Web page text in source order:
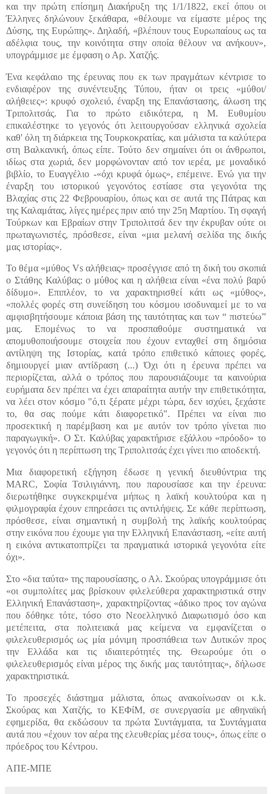
και την πρώτη επίσημη Διακήρυξη της 1/1/1822, εκεί όπου οι
Έλληνες δηλώνουν ξεκάθαρα, «θέλουμε να είμαστε μέρος της
Δύσης, της Ευρώπης». Δηλαδή, «βλέπουν τους Ευρωπαίους ως τα
αδέλφια τους, την κοινότητα στην οποία θέλουν να ανήκουν»,
υπογράμμισε με έμφαση ο Αρ. Χατζής.
Ένα κεφάλαιο της έρευνας που εκ των πραγμάτων κέντρισε το
ενδιαφέρον της συνέντευξης Τύπου, ήταν οι τρεις «μύθοι/
αλήθειες»: κρυφό σχολειό, έναρξη της Επανάστασης, άλωση της
Τριπολιτσάς. Για το πρώτο ειδικότερα, η Μ. Ευθυμίου
επικαλέστηκε το γεγονός ότι λειτουργούσαν ελληνικά σχολεία
καθ' όλη τη διάρκεια της Τουρκοκρατίας, και μάλιστα τα καλύτερα
στη Βαλκανική, όπως είπε. Τούτο δεν σημαίνει ότι οι άνθρωποι,
ιδίως στα χωριά, δεν μορφώνονταν από τον ιερέα, με μοναδικό
βιβλίο, το Ευαγγέλιο -«όχι κρυφά όμως», επέμεινε. Ενώ για την
έναρξη του ιστορικού γεγονότος εστίασε στα γεγονότα της
Βλαχίας στις 22 Φεβρουαρίου, όπως και σε αυτά της Πάτρας και
της Καλαμάτας, λίγες ημέρες πριν από την 25η Μαρτίου. Τη σφαγή
Τούρκων και Εβραίων στην Τριπολιτσά δεν την έκρυβαν ούτε οι
πρωταγωνιστές, πρόσθεσε, είναι «μια μελανή σελίδα της δικής
μας ιστορίας».
Το θέμα «μύθος Vs αλήθειας» προσέγγισε από τη δική του σκοπιά
ο Στάθης Καλύβας: ο μύθος και η αλήθεια είναι «ένα πολύ βαρύ
δίδυμο». Επιπλέον, το να χαρακτηρισθεί κάτι ως «μύθος»,
«πολλές φορές στη συνείδηση του κόσμου ισοδυναμεί με το να
αμφισβητήσουμε κάποια βάση της ταυτότητας και των “ πιστεύω”
μας. Επομένως το να προσπαθούμε συστηματικά να
απομυθοποιήσουμε στοιχεία που έχουν ενταχθεί στη δημόσια
αντίληψη της Ιστορίας, κατά τρόπο επιθετικό κάποιες φορές,
δημιουργεί μιαν αντίδραση (...) Όχι ότι η έρευνα πρέπει να
περιορίζεται, αλλά ο τρόπος που παρουσιάζουμε τα καινούρια
ευρήματα δεν πρέπει να έχει απαραίτητα αυτήν την επιθετικότητα,
να λέει στον κόσμο "ό,τι ξέρατε μέχρι τώρα, δεν ισχύει, ξεχάστε
το, θα σας πούμε κάτι διαφορετικό". Πρέπει να είναι πιο
προσεκτική η παρέμβαση και με αυτόν τον τρόπο γίνεται πιο
παραγωγική». Ο Στ. Καλύβας χαρακτήρισε εξάλλου «πρόοδο» το
γεγονός ότι η περίπτωση της Τριπολιτσάς έχει γίνει πιο αποδεκτή.
Μια διαφορετική εξήγηση έδωσε η γενική διευθύντρια της
MARC, Σοφία Τσιλιγιάννη, που παρουσίασε και την έρευνα:
διερωτήθηκε συγκεκριμένα μήπως η λαϊκή κουλτούρα και η
φιλμογραφία έχουν επηρεάσει τις αντιλήψεις. Σε κάθε περίπτωση,
πρόσθεσε, είναι σημαντική η συμβολή της λαϊκής κουλτούρας
στην εικόνα που έχουμε για την Ελληνική Επανάσταση, «είτε αυτή
η εικόνα αντικατοπτρίζει τα πραγματικά ιστορικά γεγονότα είτε
όχι».
Στο «δια ταύτα» της παρουσίασης, ο Αλ. Σκούρας υπογράμμισε ότι
«οι συμπολίτες μας βρίσκουν φιλελεύθερα χαρακτηριστικά στην
Ελληνική Επανάσταση», χαρακτηρίζοντας «άδικο προς τον αγώνα
που δόθηκε τότε, τόσο στο Νεοελληνικό Διαφωτισμό όσο και
μετέπειτα, στα πολιτειακά μας κείμενα να εμφανίζεται ο
φιλελευθερισμός ως μία μόνιμη προσπάθεια των Δυτικών προς
την Ελλάδα και τις ιδιαιτερότητές της. Θεωρούμε ότι ο
φιλελευθερισμός είναι μέρος της δικής μας ταυτότητας», δήλωσε
χαρακτηριστικά.
Το προσεχές διάστημα μάλιστα, όπως ανακοίνωσαν οι κ.k.
Σκούρας και Χατζής, το ΚΕΦίΜ, σε συνεργασία με αθηναϊκή
εφημερίδα, θα εκδώσουν τα πρώτα Συντάγματα, τα Συντάγματα
αυτά που «έχουν τον αέρα της ελευθερίας μέσα τους», όπως είπε ο
πρόεδρος του Κέντρου.
ΑΠΕ-ΜΠΕ